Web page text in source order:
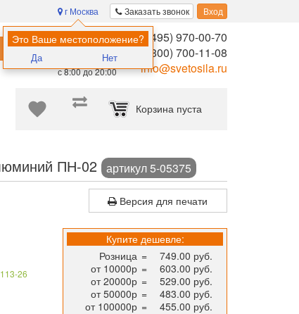
Заказать звонок Вход
г Москва
Это Ваше местоположение?
Да Нет
Помощь в
выборе:
Ежедневно,
с 8:00 до 20:00
8 (495) 970-00-70
8 (800) 700-11-08
info@svetosila.ru
Найти
Корзина пуста
ПН-02 артикул 5-05375
Версия для печати
26
Купите дешевле:
Розница =
749.00 руб.
от 10000р =
603.00 руб.
от 20000р =
529.00 руб.
от 50000р =
483.00 руб.
от 100000р = 455.00 руб.